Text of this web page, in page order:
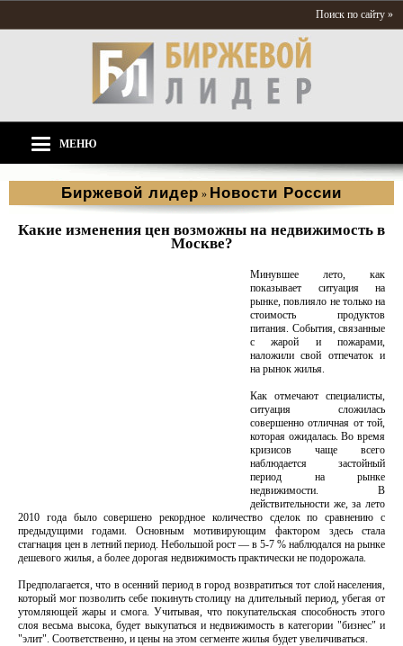
Поиск по сайту »
МЕНЮ
Биржевой лидер » Новости России
Какие изменения цен возможны на недвижимость в
Москве?
Минувшее лето, как
показывает ситуация на
рынке, повлияло не только на
стоимость продуктов
питания. События, связанные
с жарой и пожарами,
наложили свой отпечаток и
на рынок жилья.
Как отмечают специалисты,
ситуация сложилась
совершенно отличная от той,
которая ожидалась. Во время
кризисов чаще всего
наблюдается застойный
период на рынке
недвижимости. В
действительности же, за лето
2010 года было совершено рекордное количество сделок по сравнению с
предыдущими годами. Основным мотивирующим фактором здесь стала
стагнация цен в летний период. Небольшой рост — в 5-7 % наблюдался на рынке
дешевого жилья, а более дорогая недвижимость практически не подорожала.
Предполагается, что в осенний период в город возвратиться тот слой населения,
который мог позволить себе покинуть столицу на длительный период, убегая от
утомляющей жары и смога. Учитывая, что покупательская способность этого
слоя весьма высока, будет выкупаться и недвижимость в категории "бизнес" и
"элит". Соответственно, и цены на этом сегменте жилья будет увеличиваться.